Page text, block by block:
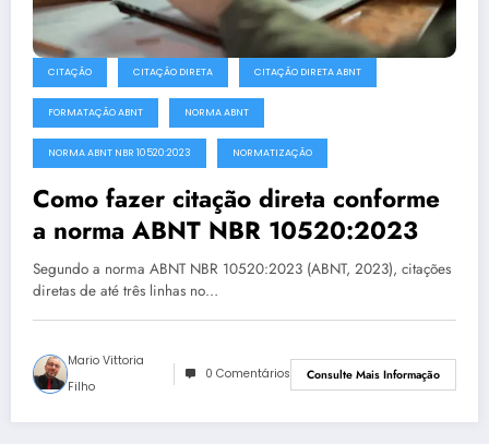
CITAÇÃO CITAÇÃO DIRETA CITAÇÃO DIRETA ABNT
FORMATAÇÃO ABNT NORMA ABNT
NORMA ABNT NBR 10520:2023 NORMATIZAÇÃO
Como fazer citação direta conforme
a norma ABNT NBR 10520:2023
Segundo a norma ABNT NBR 10520:2023 (ABNT, 2023), citações
diretas de até três linhas no…
Mario Vittoria
Filho
0 Comentários Consulte Mais Informação